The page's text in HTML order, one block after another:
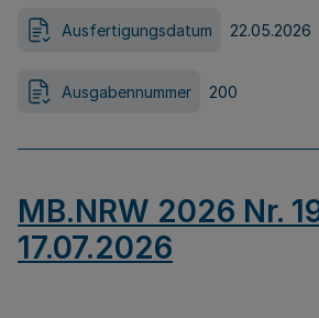
Ausfertigungsdatum 22.05.2026
Ausgabennummer 200
MB.NRW 2026 Nr.
17.07.2026